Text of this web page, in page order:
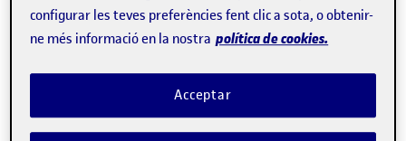
deteriorament cognitiu, afàsia bilingüe, reserva cognitiva
i bilingüisme.
configurar les teves preferències fent clic a sota, o obtenir-
ne més informació en la nostra política de cookies.
Acceptar